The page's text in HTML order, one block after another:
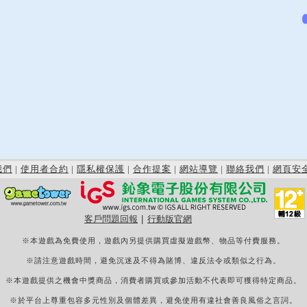
們 | 使用者合約 | 隱私權保護 | 合作提案 | 網站導覽 | 聯絡我們 | 網頁安
客戶問題回報 行動版官網
※本遊戲為免費使用，遊戲內另提供購買虛擬遊戲幣、物品等付費服務。
※請注意遊戲時間，避免沉迷及不得為賭博、違反法令或類似之行為。
※本遊戲提供之機會中獎商品，消費者購買或參加活動不代表即可獲得特定商品。
※於平台上尊重包容多元性別及個體差異，避免使用有違社會善良風俗之言詞。